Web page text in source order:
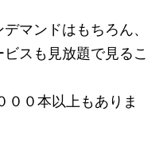
マンドはもちろん、
スも見放題で見るこ
００本以上もありま